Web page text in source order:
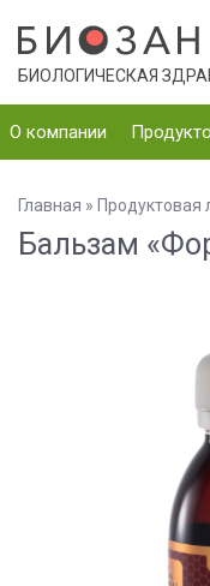
БИОЛОГИЧЕСКАЯ
О компании
Главная » Продуктовая
Бальзам